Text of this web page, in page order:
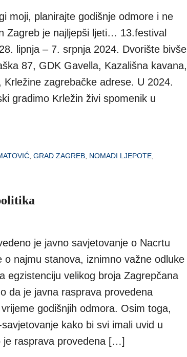
moji, planirajte godišnje odmore i ne
Zagreb je najljepši ljeti… 13.festival
lipnja – 7. srpnja 2024. Dvorište bivše
87, GDK Gavella, Kazališna kavana,
Krležine zagrebačke adrese. U 2024.
gradimo Krležin živi spomenik u
GRAD ZAGREB NOMADI LJEPOTE
je javno savjetovanje o Nacrtu
o najmu stanova, iznimno važne odluke
egzistenciju velikog broja Zagrepčana
da je javna rasprava provedena
godišnjih odmora. Osim toga,
kako bi svi imali uvid u
je rasprava provedena […]